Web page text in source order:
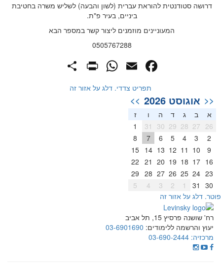
דרושה סטודנטית להוראת עברית (לשון והבעה) לשליש משרה בחטיבת
ביניים, בעיר פ"ת.
המעוניינים מוזמנים ליצור קשר במספר הבא
0505767288
Facebook
Email
WhatsApp
תפריט צדדי. דלג על אזור זה
<< אוגוסט 2026 >>
א ב ג ד ה
ז
26
27
28
29
30
31
2
3
4
5
6
7
8
9
10
11
12
13
14
15
16
17
18
19
20
21
22
23
24
25
26
27
28
29
30
31
2
3
4
5
דלג על אזור זה
רח' שושנה פרסיץ 15, תל אביב
יעוץ והרשמה ללימודים: 03-6901690
מרכזיה: 03-690-2444